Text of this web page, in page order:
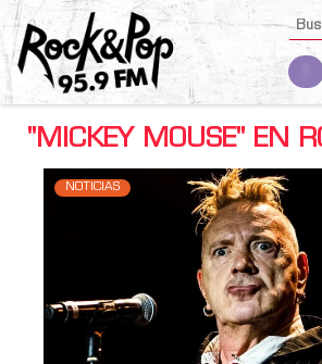
"MICKEY MOUSE" EN
NOTICIAS